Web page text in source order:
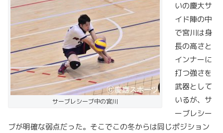
サーブレシーブ中の宮川
いの慶大サ
イド陣の中
で宮川は身
長の高さと
インナーに
打つ強さを
武器として
いるが、サ
ーブレシー
ブが明確な弱点だった。そこでこの冬からは同じポジション